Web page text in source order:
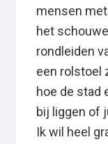
mensen
het
rondleiden
een rolstoel
hoe de stad
bij liggen of
Ik wil heel